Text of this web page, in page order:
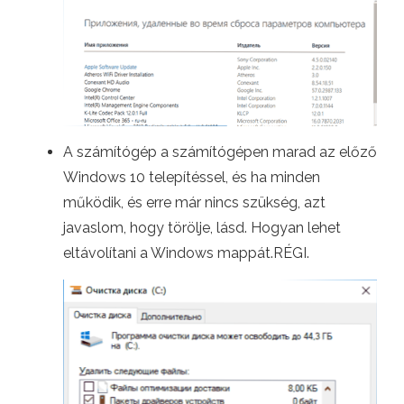
A számítógép a számítógépen marad az előző
Windows 10 telepítéssel, és ha minden
működik, és erre már nincs szükség, azt
javaslom, hogy törölje, lásd. Hogyan lehet
eltávolítani a Windows mappát.RÉGI.